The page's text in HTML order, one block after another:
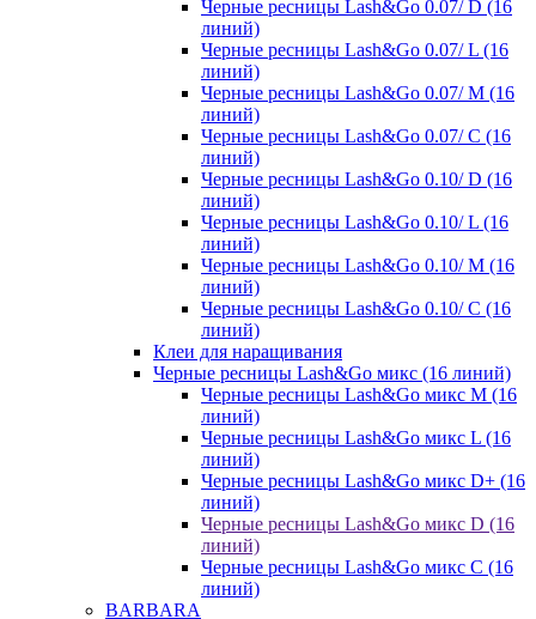
Черные ресницы Lash&Go 0.07/ D (16
линий)
Черные ресницы Lash&Go 0.07/ L (16
линий)
Черные ресницы Lash&Go 0.07/ М (16
линий)
Черные ресницы Lash&Go 0.07/ С (16
линий)
Черные ресницы Lash&Go 0.10/ D (16
линий)
Черные ресницы Lash&Go 0.10/ L (16
линий)
Черные ресницы Lash&Go 0.10/ М (16
линий)
Черные ресницы Lash&Go 0.10/ С (16
линий)
Клеи для наращивания
Черные ресницы Lash&Go микс (16 линий)
Черные ресницы Lash&Go микс M (16
линий)
Черные ресницы Lash&Go микс L (16
линий)
Черные ресницы Lash&Go микс D+ (16
линий)
Черные ресницы Lash&Go микс D (16
линий)
Черные ресницы Lash&Go микс C (16
линий)
BARBARA